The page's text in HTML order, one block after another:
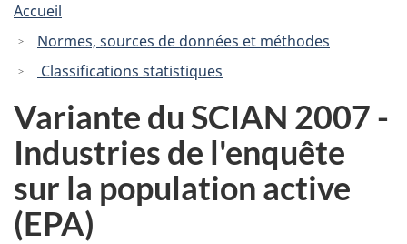
Accueil
Normes, sources de données et méthodes
Classifications statistiques
Variante du SCIAN 2007 -
Industries de l'enquête
sur la population active
(EPA)